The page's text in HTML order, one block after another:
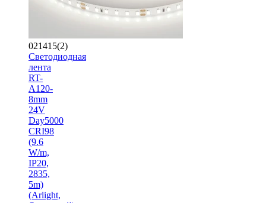
021415(2)
Светодиодная
лента
RT-
A120-
8mm
24V
Day5000
CRI98
(9.6
W/m,
IP20,
2835,
5m)
(Arlight,